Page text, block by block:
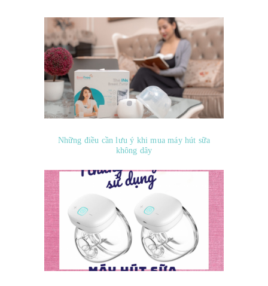
Những điều cần lưu ý khi mua máy hút sữa
không dây